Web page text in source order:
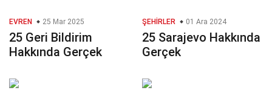
EVREN 25 Mar 2025
25 Geri Bildirim
Hakkında Gerçek
ŞEHIRLER 01 Ara 2024
25 Sarajevo Hakkında
Gerçek